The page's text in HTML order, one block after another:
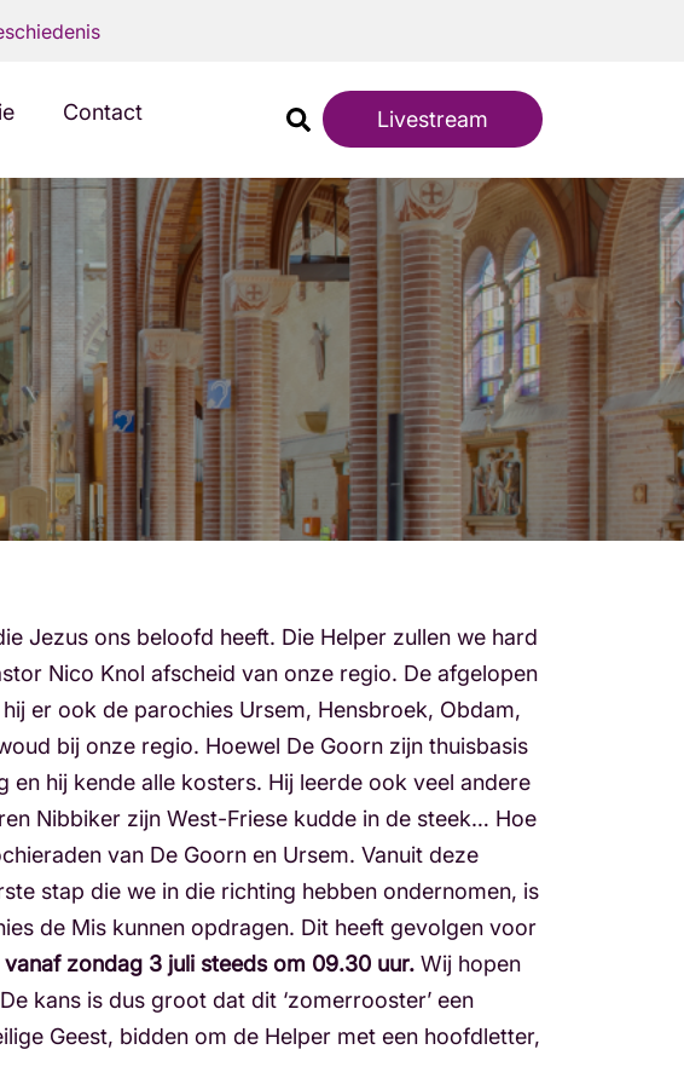
Livestream
Contact
Jezus ons beloofd heeft. Die Helper zullen we hard
Nico Knol afscheid van onze regio. De afgelopen
er ook de parochies Ursem, Hensbroek, Obdam,
bij onze regio. Hoewel De Goorn zijn thuisbasis
hij kende alle kosters. Hij leerde ook veel andere
Nibbiker zijn West-Friese kudde in de steek… Hoe
van De Goorn en Ursem. Vanuit deze
stap die we in die richting hebben ondernomen, is
de Mis kunnen opdragen. Dit heeft gevolgen voor
zondag 3 juli steeds om 09.30 uur. Wij hopen
kans is dus groot dat dit ‘zomerrooster’ een
Geest, bidden om de Helper met een hoofdletter,